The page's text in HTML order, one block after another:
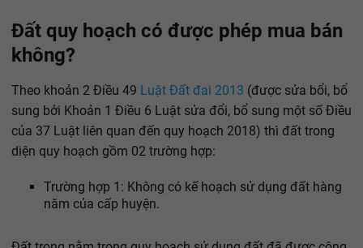
Đất quy hoạch có được phép mua bán
không?
Theo khoản 2 Điều 49 Luật Đất đai 2013 (được sửa bổi, bổ
sung bởi Khoản 1 Điều 6 Luật sửa đổi, bổ sung một số Điều
của 37 Luật liên quan đến quy hoạch 2018) thì đất trong
diện quy hoạch gồm 02 trường hợp:
Trường hợp 1: Không có kế hoạch sử dụng đất hàng
năm của cấp huyện.